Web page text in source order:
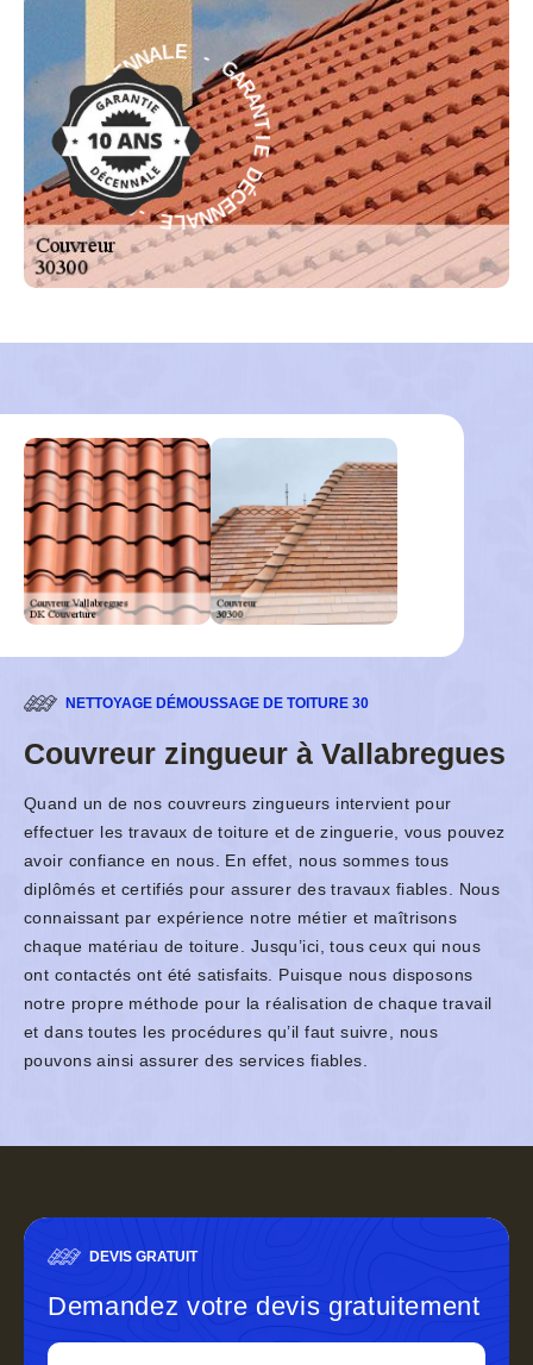
G
A
R
A
N
T
I
E
D
É
C
E
N
N
A
LE - GARAN
T
I
E
D
É
C
E
N
N
A
L
E
-
NETTOYAGE DÉMOUSSAGE DE TOITURE 30
Couvreur zingueur à Vallabregues
Quand un de nos couvreurs zingueurs intervient pour
effectuer les travaux de toiture et de zinguerie, vous pouvez
avoir confiance en nous. En effet, nous sommes tous
diplômés et certifiés pour assurer des travaux fiables. Nous
connaissant par expérience notre métier et maîtrisons
chaque matériau de toiture. Jusqu’ici, tous ceux qui nous
ont contactés ont été satisfaits. Puisque nous disposons
notre propre méthode pour la réalisation de chaque travail
et dans toutes les procédures qu’il faut suivre, nous
pouvons ainsi assurer des services fiables.
DEVIS GRATUIT
Demandez votre devis gratuitement